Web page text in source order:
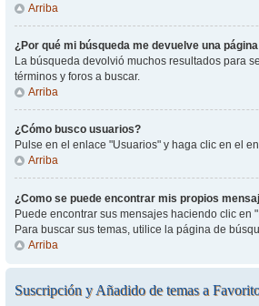
Arriba
¿Por qué mi búsqueda me devuelve una
La búsqueda devolvió muchos resultados para
términos y foros a buscar.
Arriba
¿Cómo busco usuarios?
Pulse en el enlace "Usuarios" y haga clic en el
Arriba
¿Como se puede encontrar mis propios
Puede encontrar sus mensajes haciendo clic en
Para buscar sus temas, utilice la página de
Arriba
Suscripción y Añadido de temas a